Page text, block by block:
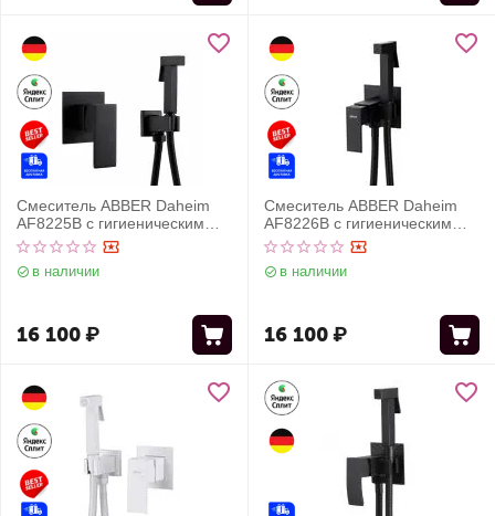
Смеситель ABBER Daheim
AF8225B с гигиеническим
душем, черный матовый
в наличии
16 100₽
Смеситель ABBER Daheim
AF8226B с гигиеническим
душем, черный матовый
в наличии
16 100₽